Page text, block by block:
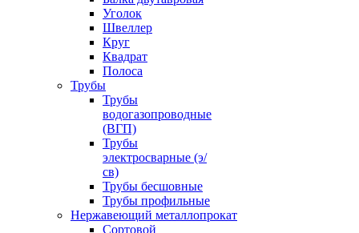
Уголок
Швеллер
Круг
Квадрат
Полоса
Трубы
Трубы
водогазопроводные
(ВГП)
Трубы
электросварные (э/
св)
Трубы бесшовные
Трубы профильные
Нержавеющий металлопрокат
Сортовой